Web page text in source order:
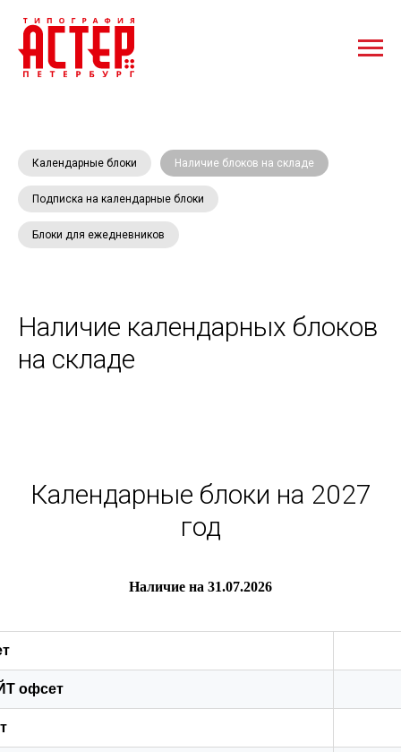
Календарные блоки Наличие блоков на складе
Подписка на календарные блоки
Блоки для ежедневников
Наличие календарных блоков
на складе
Календарные блоки на 2027
год
Наличие на 31.07.2026
офсет